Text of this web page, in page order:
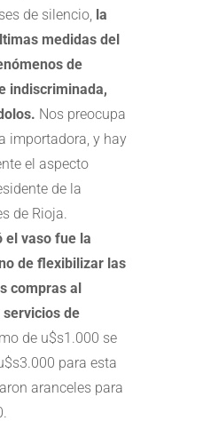
de silencio, la
medidas del
de
indiscriminada,
Nos preocupa
importadora, y hay
el aspecto
de la
de Rioja.
el vaso fue la
de flexibilizar las
compras al
de
de u$s1.000 se
para esta
aranceles para